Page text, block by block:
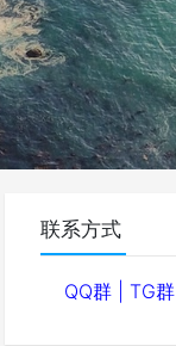
联系方式
QQ群 |TG群